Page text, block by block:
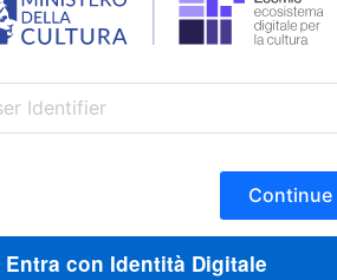
Continue
Entra con Identità Digitale